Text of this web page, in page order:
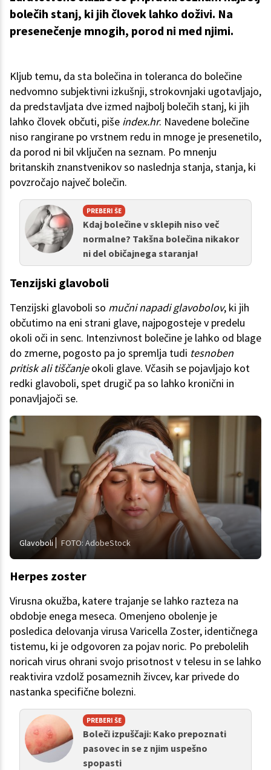
bolečih stanj, ki jih človek lahko doživi. Na
presenečenje mnogih, porod ni med njimi.
Kljub temu, da sta bolečina in toleranca do bolečine
nedvomno subjektivni izkušnji, strokovnjaki ugotavljajo,
da predstavljata dve izmed najbolj bolečih stanj, ki jih
lahko človek občuti, piše index.hr. Navedene bolečine
niso rangirane po vrstnem redu in mnoge je presenetilo,
da porod ni bil vključen na seznam. Po mnenju
britanskih znanstvenikov so naslednja stanja, stanja, ki
povzročajo največ bolečin.
PREBERI ŠE
Kdaj bolečine v sklepih niso več
normalne? Takšna bolečina nikakor
ni del običajnega staranja!
Tenzijski glavoboli
Tenzijski glavoboli so mučni napadi glavobolov, ki jih
občutimo na eni strani glave, najpogosteje v predelu
okoli oči in senc. Intenzivnost bolečine je lahko od blage
do zmerne, pogosto pa jo spremlja tudi tesnoben
pritisk ali tiščanjeokoli glave. Včasih se pojavljajo kot
redki glavoboli, spet drugič pa so lahko kronični in
ponavljajoči se.
Glavoboli FOTO: AdobeStock
Herpes zoster
Virusna okužba, katere trajanje se lahko razteza na
obdobje enega meseca. Omenjeno obolenje je
posledica delovanja virusa Varicella Zoster, identičnega
tistemu, ki je odgovoren za pojav noric. Po prebolelih
noricah virus ohrani svojo prisotnost v telesu in se lahko
reaktivira vzdolž posameznih živcev, kar privede do
nastanka specifične bolezni.
PREBERI ŠE
Boleči izpuščaji: Kako prepoznati
pasovec in se z njim uspešno
spopasti